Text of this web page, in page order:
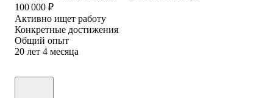
100 000 ₽
Активно ищет работу
Конкретные достижения
Общий опыт
20 лет 4 месяца